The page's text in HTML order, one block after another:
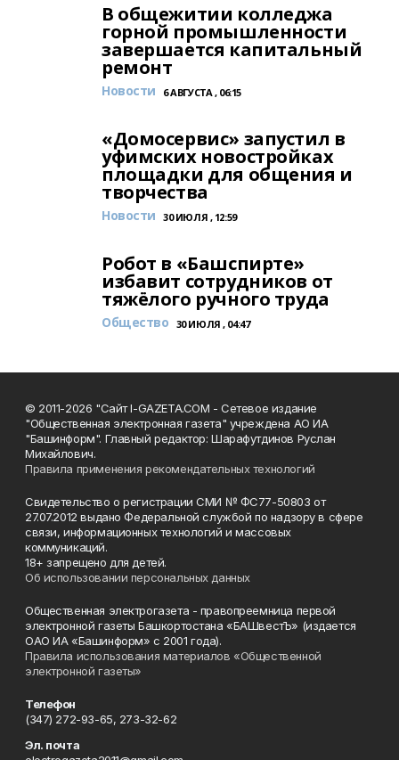
В общежитии колледжа
горной промышленности
завершается капитальный
ремонт
Новости 6 АВГУСТА , 06:15
«Домосервис» запустил в
уфимских новостройках
площадки для общения и
творчества
Новости 30 ИЮЛЯ , 12:59
Робот в «Башспирте»
избавит сотрудников от
тяжёлого ручного труда
Общество 30 ИЮЛЯ , 04:47
© 2011-2026 "Сайт I-GAZETA.COM - Сетевое издание
"Общественная электронная газета" учреждена АО ИА
"Башинформ". Главный редактор: Шарафутдинов Руслан
Михайлович.
Правила применения рекомендательных технологий
Свидетельство о регистрации СМИ № ФС77-50803 от
27.07.2012 выдано Федеральной службой по надзору в сфере
связи, информационных технологий и массовых
коммуникаций.
18+ запрещено для детей.
Об использовании персональных данных
Общественная электрогазета - правопреемница первой
электронной газеты Башкортостана «БАШвестЪ» (издается
ОАО ИА «Башинформ» с 2001 года).
Правила использования материалов «Общественной
электронной газеты»
Телефон
(347) 272-93-65, 273-32-62
Эл. почта